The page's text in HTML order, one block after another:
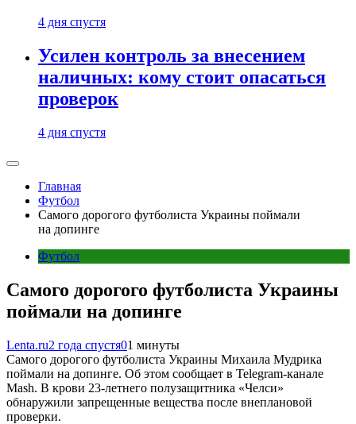
4 дня спустя
Усилен контроль за внесением
наличных: кому стоит опасаться
проверок
4 дня спустя
Главная
Футбол
Самого дорогого футболиста Украины поймали
на допинге
Футбол
Самого дорогого футболиста Украины
поймали на допинге
Lenta.ru2 года спустя01 минуты
Самого дорогого футболиста Украины Михаила Мудрика
поймали на допинге. Об этом сообщает в Telegram-канале
Mash. В крови 23-летнего полузащитника «Челси»
обнаружили запрещенные вещества после внеплановой
проверки.